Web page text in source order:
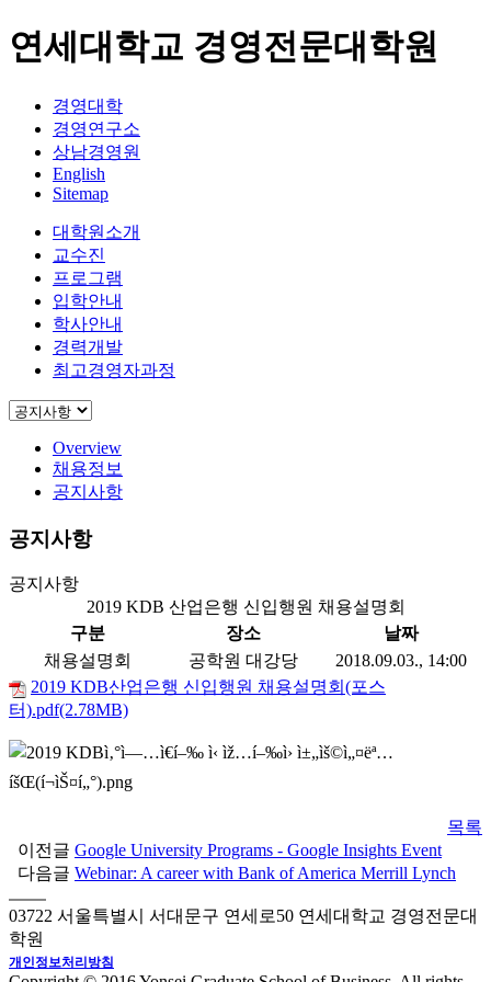
연세대학교 경영전문대학원
경영대학
경영연구소
상남경영원
English
Sitemap
대학원소개
교수진
프로그램
입학안내
학사안내
경력개발
최고경영자과정
Overview
채용정보
공지사항
공지사항
공지사항
2019 KDB 산업은행 신입행원 채용설명회
구분
장소
날짜
채용설명회
공학원 대강당
2018.09.03., 14:00
2019 KDB산업은행 신입행원 채용설명회(포스
터).pdf(2.78MB)
목록
이전글 Google University Programs - Google Insights Event
다음글 Webinar: A career with Bank of America Merrill Lynch
03722 서울특별시 서대문구 연세로50 연세대학교 경영전문대
학원
개인정보처리방침